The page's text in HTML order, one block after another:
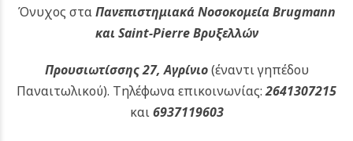
Όνυχος σταΠανεπιστημιακά Νοσοκομεία Brugmann
και Saint-Pierre Βρυξελλών
Προυσιωτίσσης 27, Αγρίνιο(έναντι γηπέδου
Παναιτωλικού). Τηλέφωνα επικοινωνίας:2641307215
και6937119603